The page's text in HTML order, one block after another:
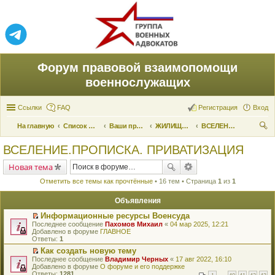
Форум правовой взаимопомощи
военнослужащих
Ссылки FAQ Вход
Регистрация
На главную Список форумов Ваши права и их реализация ЖИЛИЩНЫЕ ВОПРОСЫ
ВСЕЛЕНИЕ.ПРОПИСКА. ПРИВАТИЗАЦИЯ
ВСЕЛЕНИЕ.ПРОПИСКА. ПРИВАТИЗАЦИЯ
Новая тема
Отметить все темы как прочтённые• 16 тем • Страница 1 из 1
Объявления
П
е
р
е
й
т
и
Информационные ресурсы Военсуда
Последнее сообщение Пахомов Михаил « 04 мар 2025, 12:21
Добавлено в форуме ГЛАВНОЕ
Ответы: 1
П
е
р
Как создать новую тему
Последнее сообщение Владимир Черных « 17 авг 2022, 16:10
Добавлено в форуме О форуме и его поддержке